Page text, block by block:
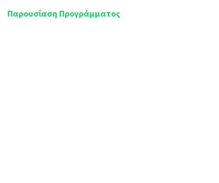
Παρουσίαση Προγράμματος